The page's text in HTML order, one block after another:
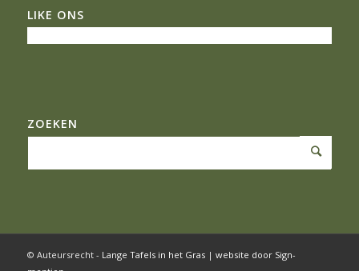
LIKE ONS
ZOEKEN
© Auteursrecht - Lange Tafels in het Gras| website door Sign-